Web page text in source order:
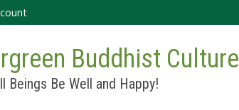
main
Buddhist Culture
Beings Be Well and Happy!